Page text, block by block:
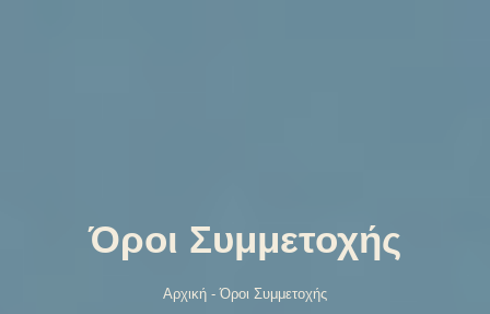
Όροι Συμμετοχής
Αρχική -Όροι Συμμετοχής